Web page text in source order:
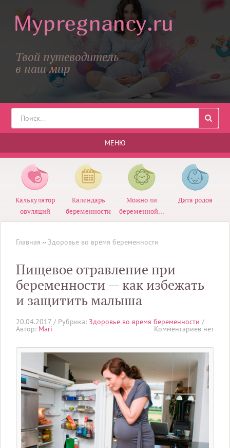
Твой путеводитель
в наш мир
МЕНЮ
Калькулятор
овуляций
Календарь
беременности
Можно ли
беременной...
Дата родов
Главная ›› Здоровье во время беременности
Пищевое отравление при
беременности — как избежать
и защитить малыша
20.04.2017 / Рубрика: Здоровье во время беременности /
Автор: Mari Комментариев нет